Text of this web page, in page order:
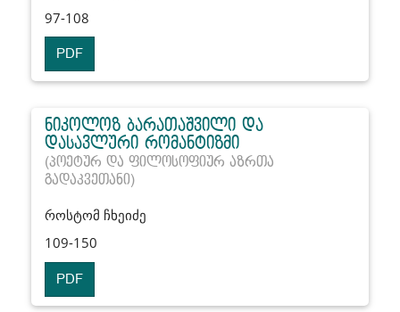
97-108
PDF
ნიკოლოზ ბარათაშვილი და
დასავლური რომანტიზმი
(პოეტურ და ფილოსოფიურ აზრთა
გადაკვეთანი)
როსტომ ჩხეიძე
109-150
PDF